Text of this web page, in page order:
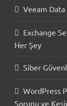
Veeam
Exchange
Her Şey
Siber
WordPress
Sorunu ve